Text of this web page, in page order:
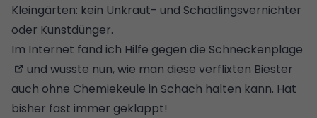
Kleingärten: kein Unkraut- und Schädlingsvernichter
oder Kunstdünger.
Im Internet fand ich Hilfe gegen die Schneckenplage
und wusste nun, wie man diese verflixten Biester
auch ohne Chemiekeule in Schach halten kann. Hat
bisher fast immer geklappt!